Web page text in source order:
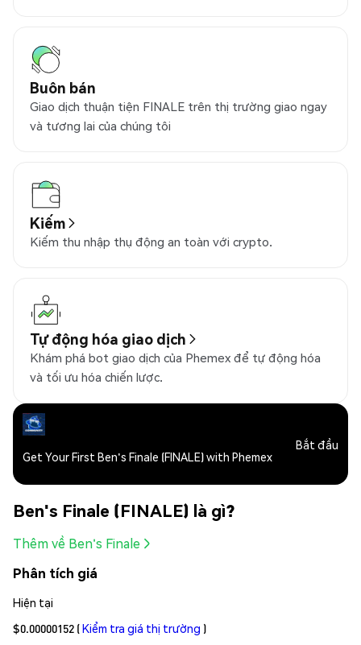
Buôn bán
Giao dịch thuận tiện FINALE trên thị trường giao ngay
và tương lai của chúng tôi
Kiếm
Kiếm thu nhập thụ động an toàn với crypto.
Tự động hóa giao dịch
Khám phá bot giao dịch của Phemex để tự động hóa
và tối ưu hóa chiến lược.
Get Your First Ben's Finale (FINALE) with Phemex
Bắt đầu
Ben's Finale (FINALE) là gì?
Thêm về Ben's Finale
Phân tích giá
Hiện tại
$0.00000152 (Kiểm tra giá thị trường )